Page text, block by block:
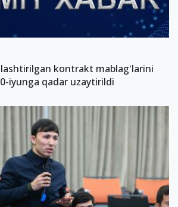
kontrakt mablagʻlarini
iyunga qadar uzaytirildi